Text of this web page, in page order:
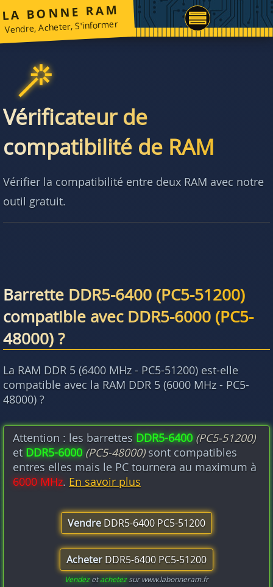
LA BONNE RAM
Vendre, Acheter, S'informer
Vérificateur de
compatibilité de RAM
Vérifier la compatibilité entre deux RAM avec notre
outil gratuit.
Barrette DDR5-6400 (PC5-51200)
compatible avec DDR5-6000 (PC5-
48000) ?
La RAM DDR 5 (6400 MHz - PC5-51200) est-elle
compatible avec la RAM DDR 5 (6000 MHz - PC5-
48000) ?
Attention : les barrettes DDR5-6400 (PC5-51200)
et DDR5-6000 (PC5-48000)sont compatibles
entres elles mais le PC tournera au maximum à
6000 MHz. En savoir plus
Vendre DDR5-6400 PC5-51200
Acheter DDR5-6400 PC5-51200
Vendezetachetezsur www.labonneram.fr